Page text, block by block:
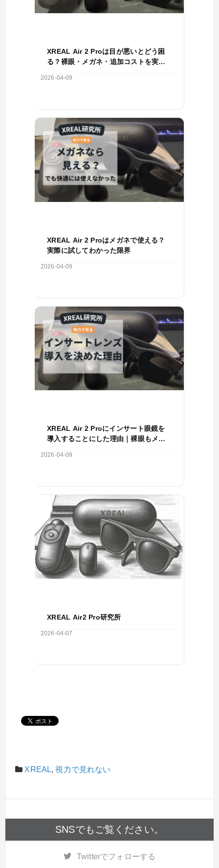
XREAL Air 2 Proは目が悪いとどう困
る？裸眼・メガネ・追加コストを実体
2026-04-09
XREAL Air 2 Proはメガネで使える？
実際に試してわかった限界
2026-04-09
XREAL Air 2 Proにインサート眼鏡を
導入することにした理由｜裸眼もメガ
2026-04-09
XREAL Air2 Pro研究所
2026-04-07
XREAL,視力で見れない
SNSでもご覧ください。
Twitterでフォローする